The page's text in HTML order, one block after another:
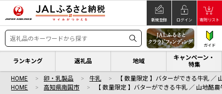
新規登録 ログイン 寄附リスト
ガイド
ランキング 返礼品 地域
キャンペーン・
特集
HOME 卵・乳製品 牛乳
【 数量限定 】バターができる牛乳 ／
HOME
高知県南国市 【 数量限定 】バターができる牛乳 ／ 山地酪